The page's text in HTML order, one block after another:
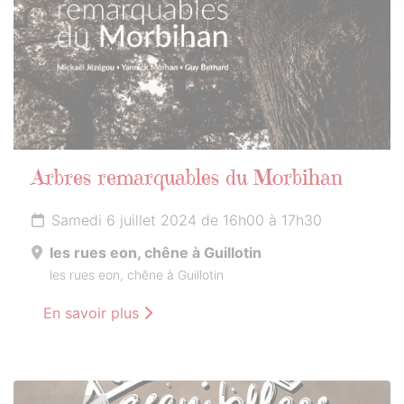
Arbres remarquables du Morbihan
Samedi 6 juillet 2024 de 16h00 à 17h30
les rues eon, chêne à Guillotin
les rues eon, chêne à Guillotin
En savoir plus